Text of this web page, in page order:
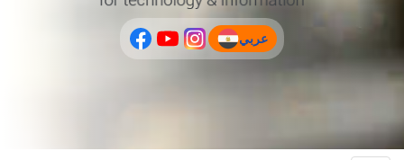
PLUS
عربي
(current)